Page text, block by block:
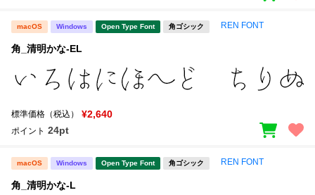
macOS Windows Open Type Font 角ゴシック REN FONT
角_清明かな-EL
標準価格（税込） ¥2,640
ポイント 24pt
macOS Windows Open Type Font 角ゴシック REN FONT
角_清明かな-L